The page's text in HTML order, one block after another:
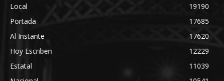
Local
19190
Portada
17685
Al Instante
17620
Hoy Escriben
12229
Estatal
11039